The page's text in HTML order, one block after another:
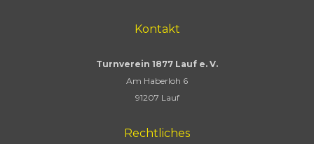
Kontakt
Turnverein 1877 Lauf e. V.
Am Haberloh 6
91207 Lauf
Rechtliches